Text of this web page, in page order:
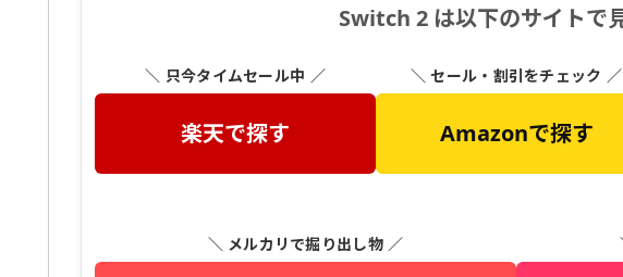
Switch 2 は以下のサイトで
＼ 只今タイムセール中 ／
楽天で探す
＼ セール・割引をチェック ／
Amazonで探す
＼ メルカリで掘り出し物 ／